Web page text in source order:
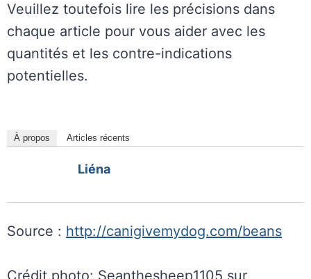
Veuillez toutefois lire les précisions dans
chaque article pour vous aider avec les
quantités et les contre-indications
potentielles.
À propos Articles récents
Liéna
Source : http://canigivemydog.com/beans